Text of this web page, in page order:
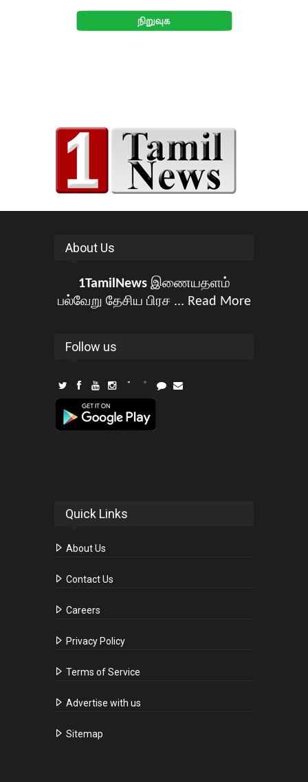
About Us
1TamilNewsஇணையதளம்
பல்வேறு தேசிய பிரச ... Read More
Follow us
Quick Links
About Us
Contact Us
Careers
Privacy Policy
Terms of Service
Advertise with us
Sitemap